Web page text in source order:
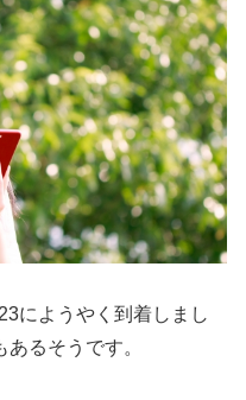
にようやく到着しまし
るそうです。